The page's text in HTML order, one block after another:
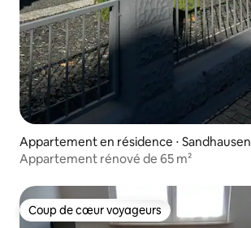
Appartement en résidence ⋅ Sandhausen
Appartement rénové de 65 m²
Coup de cœur voyageurs
Coup de cœur voyageurs